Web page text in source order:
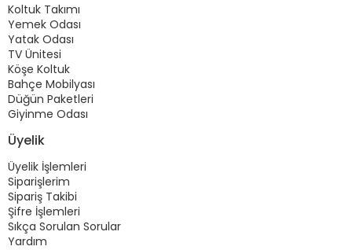
Koltuk Takımı
Yemek Odası
Yatak Odası
TV Ünitesi
Köşe Koltuk
Bahçe Mobilyası
Düğün Paketleri
Giyinme Odası
Üyelik
Üyelik İşlemleri
Siparişlerim
Sipariş Takibi
Şifre İşlemleri
Sıkça Sorulan Sorular
Yardım